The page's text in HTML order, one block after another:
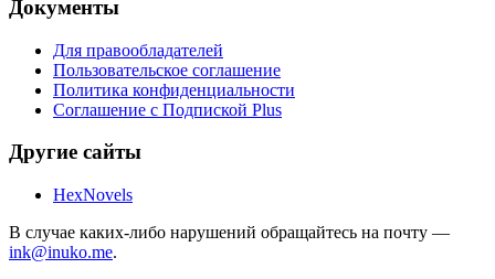
Документы
Для правообладателей
Пользовательское соглашение
Политика конфиденциальности
Соглашение с Подпиской Plus
Другие сайты
HexNovels
В случае каких-либо нарушений обращайтесь на почту —
ink@inuko.me.